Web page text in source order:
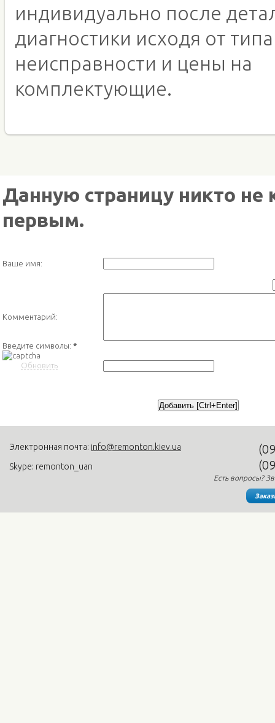
индивидуально после
диагностики исходя от типа
неисправности и цены на
комплектующие.
Данную страницу никто
первым.
Ваше имя:
Комментарий:
Введите символы: *
Обновить
Электронная почта: info@remonton.kiev.ua
Skype: remonton_uan
Есть вопросы?